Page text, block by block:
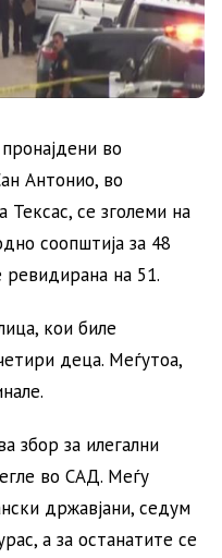
во
Антонио, во
Тексас, се зголеми на
соопштија за 48
ревидирана на 51.
кои биле
деца. Меѓутоа,
збор за илегални
во САД. Меѓу
државјани, седум
а за останатите се